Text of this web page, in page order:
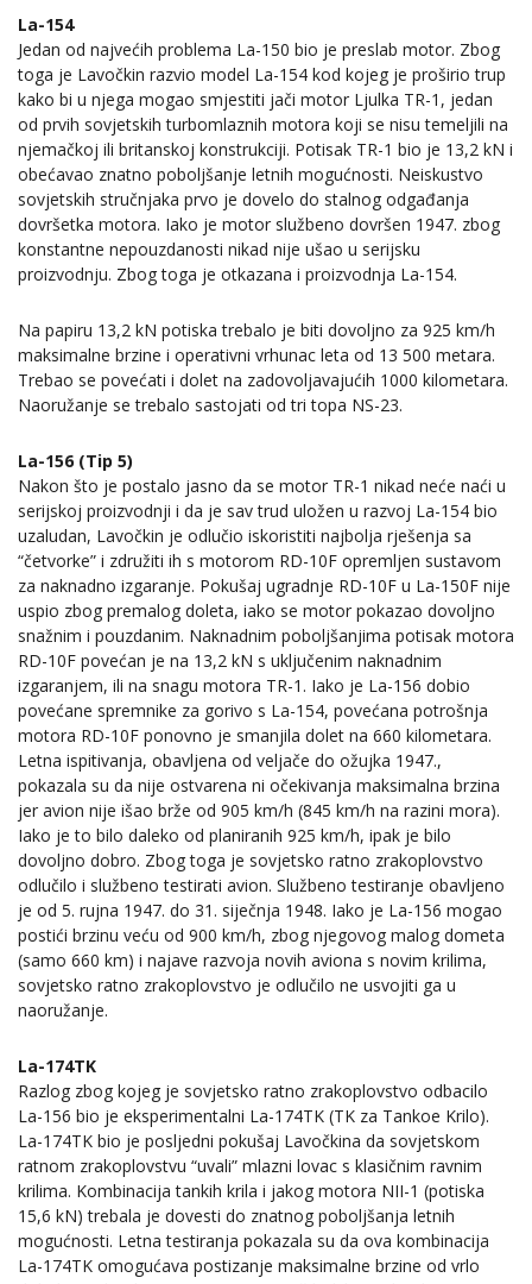
La-154
Jedan od najvećih problema La-150 bio je preslab motor. Zbog
toga je Lavočkin razvio model La-154 kod kojeg je proširio trup
kako bi u njega mogao smjestiti jači motor Ljulka TR-1, jedan
od prvih sovjetskih turbomlaznih motora koji se nisu temeljili na
njemačkoj ili britanskoj konstrukciji. Potisak TR-1 bio je 13,2 kN i
obećavao znatno poboljšanje letnih mogućnosti. Neiskustvo
sovjetskih stručnjaka prvo je dovelo do stalnog odgađanja
dovršetka motora. Iako je motor službeno dovršen 1947. zbog
konstantne nepouzdanosti nikad nije ušao u serijsku
proizvodnju. Zbog toga je otkazana i proizvodnja La-154.
Na papiru 13,2 kN potiska trebalo je biti dovoljno za 925 km/h
maksimalne brzine i operativni vrhunac leta od 13 500 metara.
Trebao se povećati i dolet na zadovoljavajućih 1000 kilometara.
Naoružanje se trebalo sastojati od tri topa NS-23.
La-156 (Tip 5)
Nakon što je postalo jasno da se motor TR-1 nikad neće naći u
serijskoj proizvodnji i da je sav trud uložen u razvoj La-154 bio
uzaludan, Lavočkin je odlučio iskoristiti najbolja rješenja sa
“četvorke” i združiti ih s motorom RD-10F opremljen sustavom
za naknadno izgaranje. Pokušaj ugradnje RD-10F u La-150F nije
uspio zbog premalog doleta, iako se motor pokazao dovoljno
snažnim i pouzdanim. Naknadnim poboljšanjima potisak motora
RD-10F povećan je na 13,2 kN s uključenim naknadnim
izgaranjem, ili na snagu motora TR-1. Iako je La-156 dobio
povećane spremnike za gorivo s La-154, povećana potrošnja
motora RD-10F ponovno je smanjila dolet na 660 kilometara.
Letna ispitivanja, obavljena od veljače do ožujka 1947.,
pokazala su da nije ostvarena ni očekivanja maksimalna brzina
jer avion nije išao brže od 905 km/h (845 km/h na razini mora).
Iako je to bilo daleko od planiranih 925 km/h, ipak je bilo
dovoljno dobro. Zbog toga je sovjetsko ratno zrakoplovstvo
odlučilo i službeno testirati avion. Službeno testiranje obavljeno
je od 5. rujna 1947. do 31. siječnja 1948. Iako je La-156 mogao
postići brzinu veću od 900 km/h, zbog njegovog malog dometa
(samo 660 km) i najave razvoja novih aviona s novim krilima,
sovjetsko ratno zrakoplovstvo je odlučilo ne usvojiti ga u
naoružanje.
La-174TK
Razlog zbog kojeg je sovjetsko ratno zrakoplovstvo odbacilo
La-156 bio je eksperimentalni La-174TK (TK za Tankoe Krilo).
La-174TK bio je posljedni pokušaj Lavočkina da sovjetskom
ratnom zrakoplovstvu “uvali” mlazni lovac s klasičnim ravnim
krilima. Kombinacija tankih krila i jakog motora NII-1 (potiska
15,6 kN) trebala je dovesti do znatnog poboljšanja letnih
mogućnosti. Letna testiranja pokazala su da ova kombinacija
La-174TK omogućava postizanje maksimalne brzine od vrlo